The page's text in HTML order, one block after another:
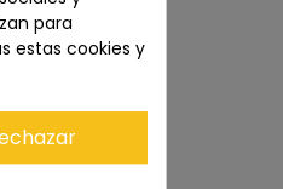
para
estas cookies y